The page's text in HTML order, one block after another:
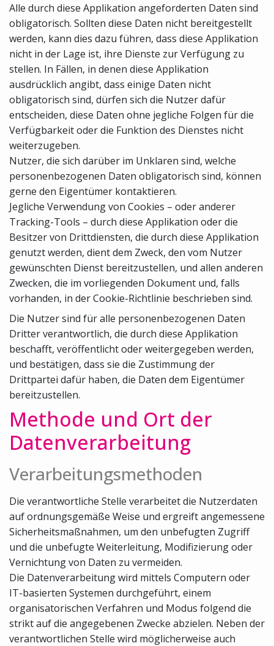
Alle durch diese Applikation angeforderten Daten sind
obligatorisch. Sollten diese Daten nicht bereitgestellt
werden, kann dies dazu führen, dass diese Applikation
nicht in der Lage ist, ihre Dienste zur Verfügung zu
stellen. In Fällen, in denen diese Applikation
ausdrücklich angibt, dass einige Daten nicht
obligatorisch sind, dürfen sich die Nutzer dafür
entscheiden, diese Daten ohne jegliche Folgen für die
Verfügbarkeit oder die Funktion des Dienstes nicht
weiterzugeben.
Nutzer, die sich darüber im Unklaren sind, welche
personenbezogenen Daten obligatorisch sind, können
gerne den Eigentümer kontaktieren.
Jegliche Verwendung von Cookies – oder anderer
Tracking-Tools – durch diese Applikation oder die
Besitzer von Drittdiensten, die durch diese Applikation
genutzt werden, dient dem Zweck, den vom Nutzer
gewünschten Dienst bereitzustellen, und allen anderen
Zwecken, die im vorliegenden Dokument und, falls
vorhanden, in der Cookie-Richtlinie beschrieben sind.
Die Nutzer sind für alle personenbezogenen Daten
Dritter verantwortlich, die durch diese Applikation
beschafft, veröffentlicht oder weitergegeben werden,
und bestätigen, dass sie die Zustimmung der
Drittpartei dafür haben, die Daten dem Eigentümer
bereitzustellen.
Methode und Ort der
Datenverarbeitung
Verarbeitungsmethoden
Die verantwortliche Stelle verarbeitet die Nutzerdaten
auf ordnungsgemäße Weise und ergreift angemessene
Sicherheitsmaßnahmen, um den unbefugten Zugriff
und die unbefugte Weiterleitung, Modifizierung oder
Vernichtung von Daten zu vermeiden.
Die Datenverarbeitung wird mittels Computern oder
IT-basierten Systemen durchgeführt, einem
organisatorischen Verfahren und Modus folgend die
strikt auf die angegebenen Zwecke abzielen. Neben der
verantwortlichen Stelle wird möglicherweise auch